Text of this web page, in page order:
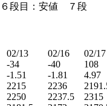
段目：安値 ７段
02/13
-34
-1.51
2215
2250
02/16
-40
-1.81
2236
2237.5
02/17
108
4.97
2315